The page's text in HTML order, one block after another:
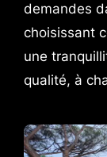
demandes
choisissant
une
qualité, à